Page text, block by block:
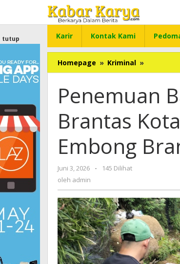
konten
Karir Kontak Kami
tutup
Homepage » Kriminal »
Bayi
di
Sungai
Brantas
Kota
Gegerkan
Warga
Penemuan
Brantas
Embong
Juni 3, 2026
oleh
-
145 Dilihat
oleh admin